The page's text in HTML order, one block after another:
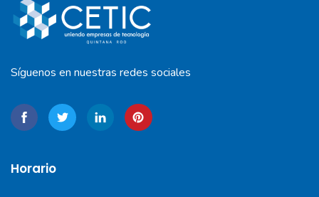
Síguenos en nuestras redes sociales
Horario